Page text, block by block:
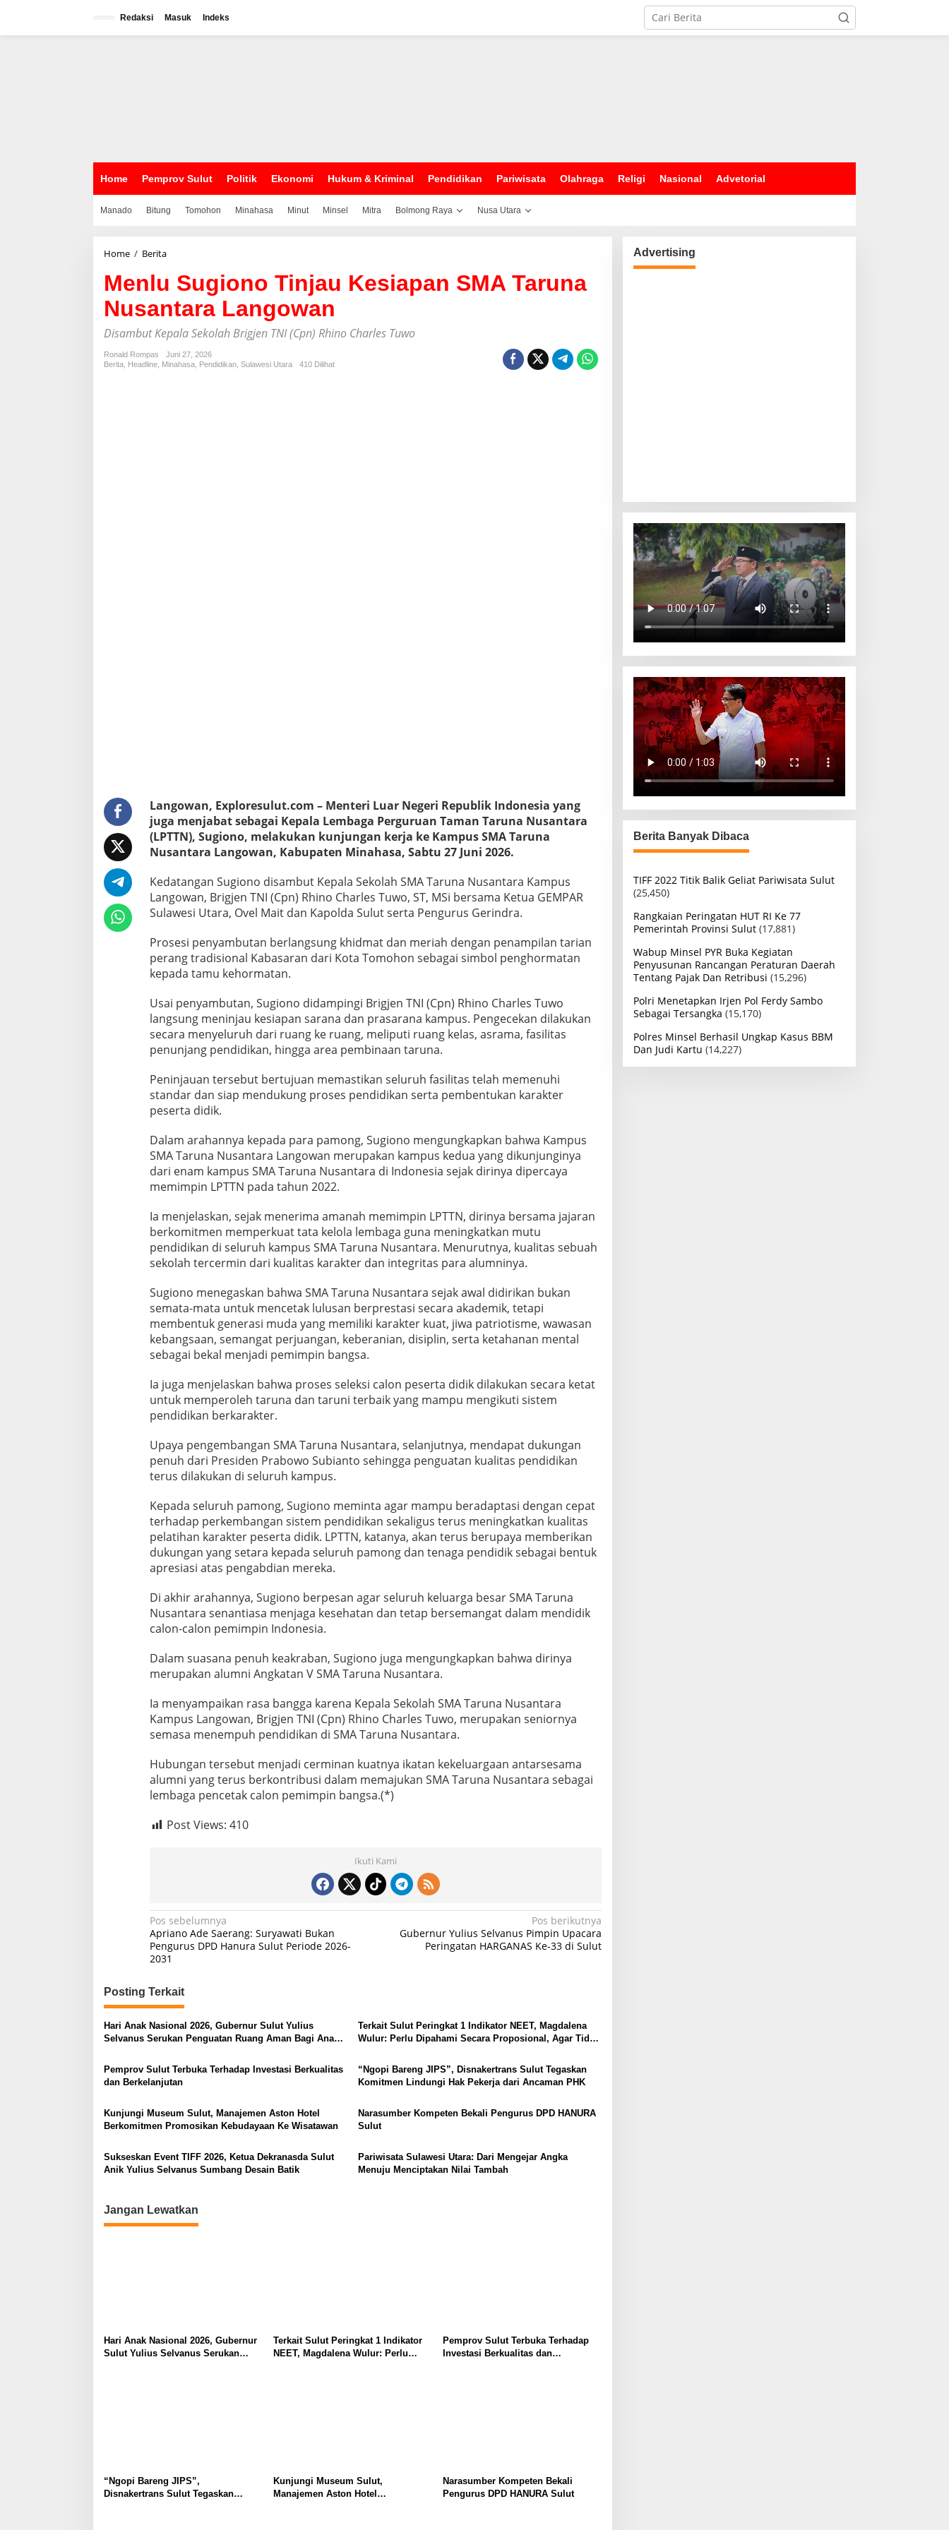
Redaksi Masuk Indeks
Home Pemprov Sulut Politik Ekonomi Hukum & Kriminal Pendidikan Pariwisata Olahraga Religi Nasional Advetorial
Manado Bitung Tomohon Minahasa Minut Minsel Mitra Bolmong Raya Nusa Utara
Home / Berita
n
l
u
S
u
g
i
o
L
a
n
g
w
a
n
Menlu Sugiono Tinjau Kesiapan SMA Taruna
Nusantara Langowan
Disambut Kepala Sekolah Brigjen TNI (Cpn) Rhino Charles Tuwo
Ronald Rompas
Juni 27, 2026
Berita Headline Minahasa Pendidikan Sulawesi Utara 410 Dilihat
Langowan, Exploresulut.com – Menteri Luar Negeri Republik Indonesia yang
juga menjabat sebagai Kepala Lembaga Perguruan Taman Taruna Nusantara
(LPTTN), Sugiono, melakukan kunjungan kerja ke Kampus SMA Taruna
Nusantara Langowan, Kabupaten Minahasa, Sabtu 27 Juni 2026.
Kedatangan Sugiono disambut Kepala Sekolah SMA Taruna Nusantara Kampus
Langowan, Brigjen TNI (Cpn) Rhino Charles Tuwo, ST, MSi bersama Ketua GEMPAR
Sulawesi Utara, Ovel Mait dan Kapolda Sulut serta Pengurus Gerindra.
Prosesi penyambutan berlangsung khidmat dan meriah dengan penampilan tarian
perang tradisional Kabasaran dari Kota Tomohon sebagai simbol penghormatan
kepada tamu kehormatan.
Usai penyambutan, Sugiono didampingi Brigjen TNI (Cpn) Rhino Charles Tuwo
langsung meninjau kesiapan sarana dan prasarana kampus. Pengecekan dilakukan
secara menyeluruh dari ruang ke ruang, meliputi ruang kelas, asrama, fasilitas
penunjang pendidikan, hingga area pembinaan taruna.
Peninjauan tersebut bertujuan memastikan seluruh fasilitas telah memenuhi
standar dan siap mendukung proses pendidikan serta pembentukan karakter
peserta didik.
Dalam arahannya kepada para pamong, Sugiono mengungkapkan bahwa Kampus
SMA Taruna Nusantara Langowan merupakan kampus kedua yang dikunjunginya
dari enam kampus SMA Taruna Nusantara di Indonesia sejak dirinya dipercaya
memimpin LPTTN pada tahun 2022.
Ia menjelaskan, sejak menerima amanah memimpin LPTTN, dirinya bersama jajaran
berkomitmen memperkuat tata kelola lembaga guna meningkatkan mutu
pendidikan di seluruh kampus SMA Taruna Nusantara. Menurutnya, kualitas sebuah
sekolah tercermin dari kualitas karakter dan integritas para alumninya.
Sugiono menegaskan bahwa SMA Taruna Nusantara sejak awal didirikan bukan
semata-mata untuk mencetak lulusan berprestasi secara akademik, tetapi
membentuk generasi muda yang memiliki karakter kuat, jiwa patriotisme, wawasan
kebangsaan, semangat perjuangan, keberanian, disiplin, serta ketahanan mental
sebagai bekal menjadi pemimpin bangsa.
Ia juga menjelaskan bahwa proses seleksi calon peserta didik dilakukan secara ketat
untuk memperoleh taruna dan taruni terbaik yang mampu mengikuti sistem
pendidikan berkarakter.
Upaya pengembangan SMA Taruna Nusantara, selanjutnya, mendapat dukungan
penuh dari Presiden Prabowo Subianto sehingga penguatan kualitas pendidikan
terus dilakukan di seluruh kampus.
Kepada seluruh pamong, Sugiono meminta agar mampu beradaptasi dengan cepat
terhadap perkembangan sistem pendidikan sekaligus terus meningkatkan kualitas
pelatihan karakter peserta didik. LPTTN, katanya, akan terus berupaya memberikan
dukungan yang setara kepada seluruh pamong dan tenaga pendidik sebagai bentuk
apresiasi atas pengabdian mereka.
Di akhir arahannya, Sugiono berpesan agar seluruh keluarga besar SMA Taruna
Nusantara senantiasa menjaga kesehatan dan tetap bersemangat dalam mendidik
calon-calon pemimpin Indonesia.
Dalam suasana penuh keakraban, Sugiono juga mengungkapkan bahwa dirinya
merupakan alumni Angkatan V SMA Taruna Nusantara.
Ia menyampaikan rasa bangga karena Kepala Sekolah SMA Taruna Nusantara
Kampus Langowan, Brigjen TNI (Cpn) Rhino Charles Tuwo, merupakan seniornya
semasa menempuh pendidikan di SMA Taruna Nusantara.
Hubungan tersebut menjadi cerminan kuatnya ikatan kekeluargaan antarsesama
alumni yang terus berkontribusi dalam memajukan SMA Taruna Nusantara sebagai
lembaga pencetak calon pemimpin bangsa.(*)
Post Views: 410
Ikuti Kami
N
a
v
i
g
a
s
i
p
s
Pos sebelumnya
Apriano Ade Saerang: Suryawati Bukan
Pengurus DPD Hanura Sulut Periode 2026-
2031
Pos berikutnya
Gubernur Yulius Selvanus Pimpin Upacara
Peringatan HARGANAS Ke-33 di Sulut
Posting Terkait
Hari Anak Nasional 2026, Gubernur Sulut Yulius
Selvanus Serukan Penguatan Ruang Aman Bagi Anak,
Terkait Sulut Peringkat 1 Indikator NEET, Magdalena
Wulur: Perlu Dipahami Secara Proposional, Agar Tidak
Pemprov Sulut Terbuka Terhadap Investasi Berkualitas
dan Berkelanjutan
“Ngopi Bareng JIPS”, Disnakertrans Sulut Tegaskan
Komitmen Lindungi Hak Pekerja dari Ancaman PHK
Kunjungi Museum Sulut, Manajemen Aston Hotel
Berkomitmen Promosikan Kebudayaan Ke Wisatawan
Narasumber Kompeten Bekali Pengurus DPD HANURA
Sulut
Sukseskan Event TIFF 2026, Ketua Dekranasda Sulut
Anik Yulius Selvanus Sumbang Desain Batik
Pariwisata Sulawesi Utara: Dari Mengejar Angka
Menuju Menciptakan Nilai Tambah
Jangan Lewatkan
Hari Anak Nasional 2026, Gubernur
Sulut Yulius Selvanus Serukan
Terkait Sulut Peringkat 1 Indikator
NEET, Magdalena Wulur: Perlu
Pemprov Sulut Terbuka Terhadap
Investasi Berkualitas dan
“Ngopi Bareng JIPS”,
Disnakertrans Sulut Tegaskan
Kunjungi Museum Sulut,
Manajemen Aston Hotel
Narasumber Kompeten Bekali
Pengurus DPD HANURA Sulut
Advertising
Berita Banyak Dibaca
TIFF 2022 Titik Balik Geliat Pariwisata Sulut
(25,450)
Rangkaian Peringatan HUT RI Ke 77
Pemerintah Provinsi Sulut (17,881)
Wabup Minsel PYR Buka Kegiatan
Penyusunan Rancangan Peraturan Daerah
Tentang Pajak Dan Retribusi (15,296)
Polri Menetapkan Irjen Pol Ferdy Sambo
Sebagai Tersangka (15,170)
Polres Minsel Berhasil Ungkap Kasus BBM
Dan Judi Kartu (14,227)